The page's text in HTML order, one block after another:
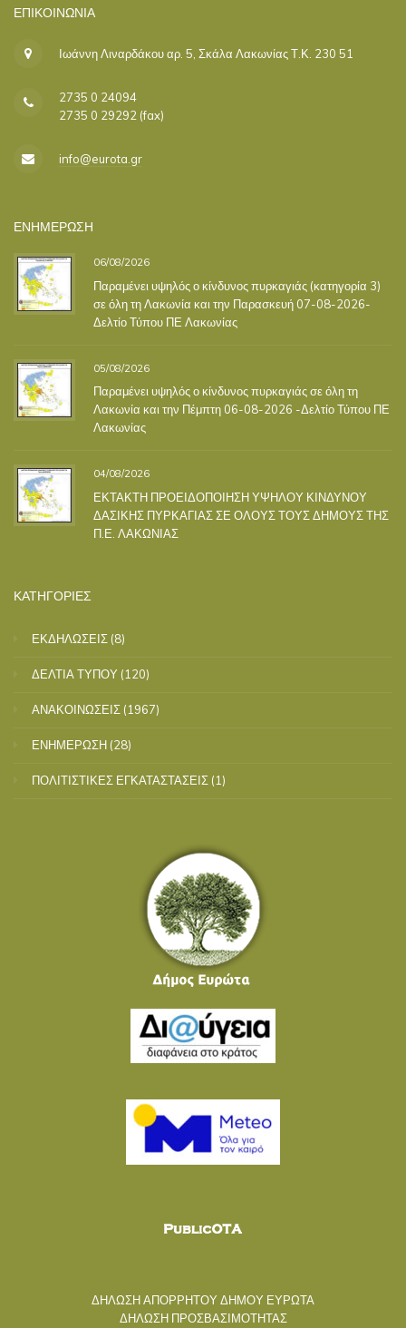
ΕΠΙΚΟΙΝΩΝΊΑ
Ιωάννη Λιναρδάκου αρ. 5, Σκάλα Λακωνίας Τ.Κ. 230 51
2735 0 24094
2735 0 29292 (fax)
info@eurota.gr
ΕΝΗΜΕΡΩΣΗ
06/08/2026
Παραμένει υψηλός ο κίνδυνος πυρκαγιάς (κατηγορία 3)
σε όλη τη Λακωνία και την Παρασκευή 07-08-2026-
Δελτίο Τύπου ΠΕ Λακωνίας
05/08/2026
Παραμένει υψηλός ο κίνδυνος πυρκαγιάς σε όλη τη
Λακωνία και την Πέμπτη 06-08-2026 -Δελτίο Τύπου ΠΕ
Λακωνίας
04/08/2026
ΕΚΤΑΚΤΗ ΠΡΟΕΙΔΟΠΟΙΗΣΗ ΥΨΗΛΟΥ ΚΙΝΔΥΝΟΥ
ΔΑΣΙΚΗΣ ΠΥΡΚΑΓΙΑΣ ΣΕ ΟΛΟΥΣ ΤΟΥΣ ΔΗΜΟΥΣ ΤΗΣ
Π.Ε. ΛΑΚΩΝΙΑΣ
ΚΑΤΗΓΟΡΙΕΣ
ΕΚΔΗΛΩΣΕΙΣ (8)
ΔΕΛΤΙΑ ΤΥΠΟΥ (120)
ΑΝΑΚΟΙΝΩΣΕΙΣ (1967)
ΕΝΗΜΕΡΩΣΗ (28)
ΠΟΛΙΤΙΣΤΙΚΕΣ ΕΓΚΑΤΑΣΤΑΣΕΙΣ (1)
ΔΗΛΩΣΗ ΑΠΟΡΡΗΤΟΥ ΔΗΜΟΥ ΕΥΡΩΤΑ
ΔΗΛΩΣΗ ΠΡΟΣΒΑΣΙΜΟΤΗΤΑΣ